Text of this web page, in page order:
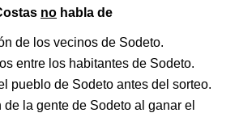
no habla de
de los vecinos de Sodeto.
entre los habitantes de Sodeto.
pueblo de Sodeto antes del sorteo.
de la gente de Sodeto al ganar el